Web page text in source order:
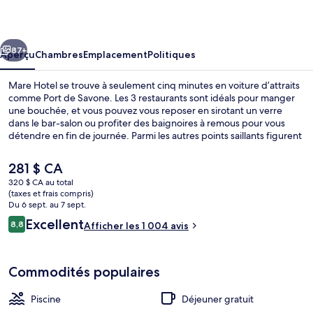
Suivant
87+
AperçuChambresEmplacementPolitiques
Mare Hotel se trouve à seulement cinq minutes en voiture d’attraits
comme Port de Savone. Les 3 restaurants sont idéals pour manger
une bouchée, et vous pouvez vous reposer en sirotant un verre
dans le bar-salon ou profiter des baignoires à remous pour vous
détendre en fin de journée. Parmi les autres points saillants figurent
croûte/charcuterie. Les autres voyageurs apprécient vraiment le
personnel serviable.
Le
prix
actuel
est
de 281 $ CA
281 $ CA
320 $ CA au total
(taxes et frais compris)
Du 6 sept. au 7 sept.
Avis
8,88,8 sur 10 –
ExcellentAfficher les 1 004 avis
Commodités populaires
Piscine Déjeuner gratuit